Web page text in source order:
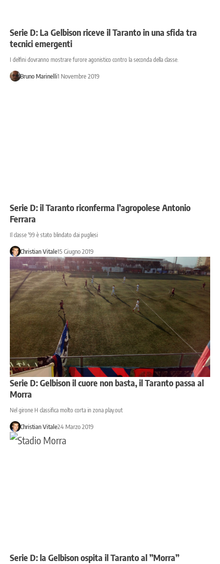
Serie D: La Gelbison riceve il Taranto in una sfida tra
tecnici emergenti
I delfini dovranno mostrare furore agonistico contro la seconda della classe.
Bruno Marinelli1 Novembre 2019
Serie D: il Taranto riconferma l’agropolese Antonio
Ferrara
Il classe '99 è stato blindato dai pugliesi
Christian Vitale15 Giugno 2019
Serie D: Gelbison il cuore non basta, il Taranto passa al
Morra
Nel girone H classifica molto corta in zona play.out
Christian Vitale24 Marzo 2019
Serie D: la Gelbison ospita il Taranto al ”Morra”